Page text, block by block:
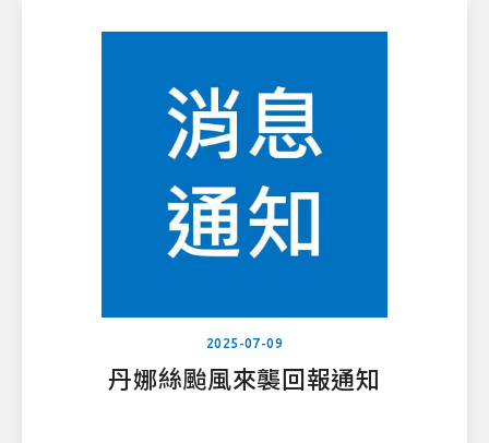
2025-07-09
丹娜絲颱風來襲回報通知